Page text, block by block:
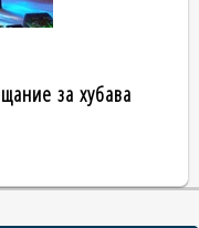
за хубава